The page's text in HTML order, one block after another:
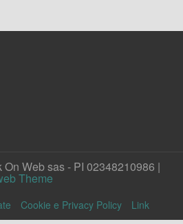
Web sas - PI 02348210986 |
Theme
Cookie e Privacy Policy Link